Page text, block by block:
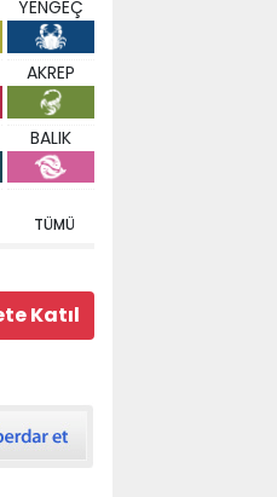
YENGEÇ
AKREP
BALIK
TÜMÜ